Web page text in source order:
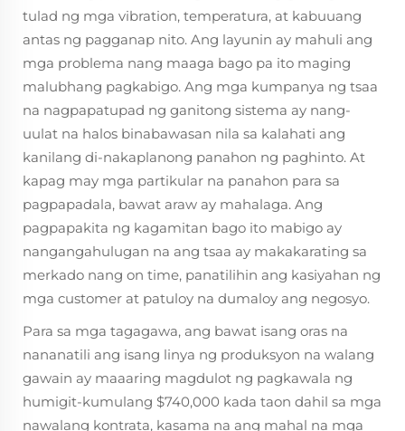
tulad ng mga vibration, temperatura, at kabuuang
antas ng pagganap nito. Ang layunin ay mahuli ang
mga problema nang maaga bago pa ito maging
malubhang pagkabigo. Ang mga kumpanya ng tsaa
na nagpapatupad ng ganitong sistema ay nang-
uulat na halos binabawasan nila sa kalahati ang
kanilang di-nakaplanong panahon ng paghinto. At
kapag may mga partikular na panahon para sa
pagpapadala, bawat araw ay mahalaga. Ang
pagpapakita ng kagamitan bago ito mabigo ay
nangangahulugan na ang tsaa ay makakarating sa
merkado nang on time, panatilihin ang kasiyahan ng
mga customer at patuloy na dumaloy ang negosyo.
Para sa mga tagagawa, ang bawat isang oras na
nananatili ang isang linya ng produksyon na walang
gawain ay maaaring magdulot ng pagkawala ng
humigit-kumulang $740,000 kada taon dahil sa mga
nawalang kontrata, kasama na ang mahal na mga